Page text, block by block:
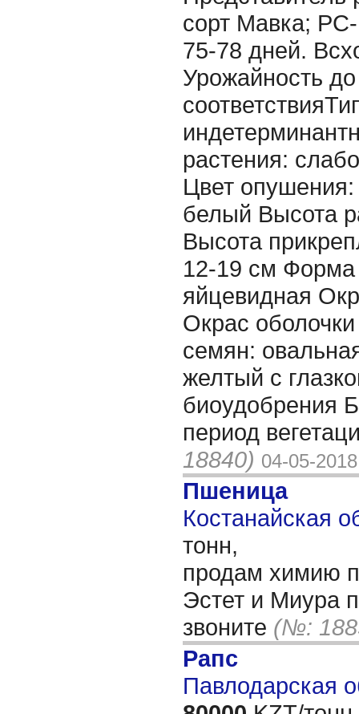
сорт Мавка;
75-78 дней.
Урожайность
растения:
Цвет
белый Высота
Высота
12-19 см Форма
яйцевидная
Окрас
семян:
желтый с
период
18840) 04-05-2018
Пшеница
Костанайская
тонн,
продам химию
Эстет и Миура
звоните (№:
Рапс
Павлодарская